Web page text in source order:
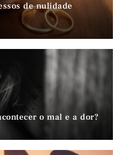
de nulidade
o mal e a dor?